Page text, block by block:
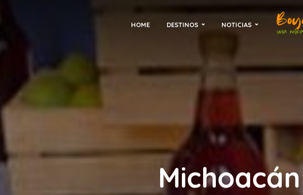
HOME DESTINOS NOTICIAS